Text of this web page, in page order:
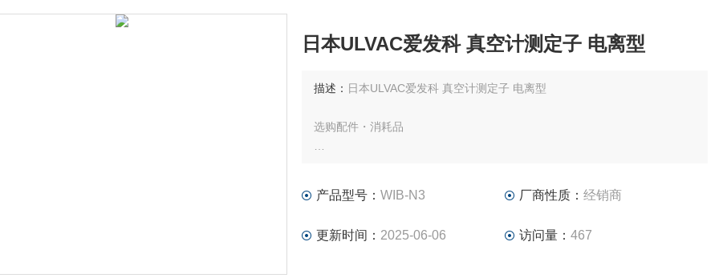
日本ULVAC爱发科 真空计测定子 电离型
描述： 日本ULVAC爱发科 真空计测定子 电离型
选购配件・消耗品
GI-D7(WIB)
WIB-N3(ICF070)
产品型号： WIB-N3 厂商性质： 经销商
更新时间： 2025-06-06 访问量： 467